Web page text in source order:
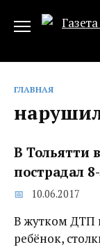
ГЛАВНАЯ
В Тольятти
пострадал
10.06.2017
В жутком ДТП
ребёнок,